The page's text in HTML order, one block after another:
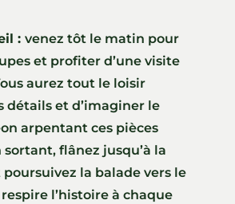
: venez tôt le matin pour
et profiter d’une visite
aurez tout le loisir
détails et d’imaginer le
arpentant ces pièces
flânez jusqu’à la
poursuivez la balade vers le
l’histoire à chaque